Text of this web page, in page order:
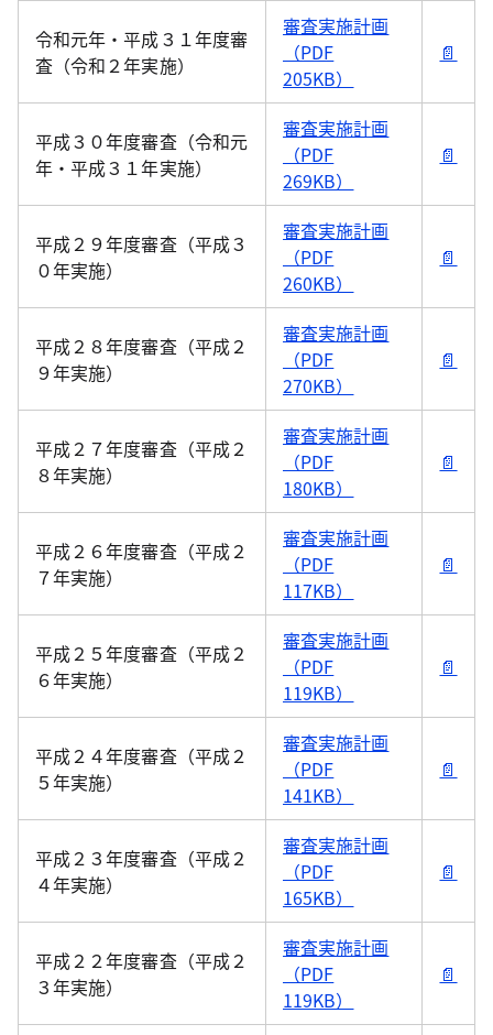
令和元年・平成３１年度審
査（令和２年実施）
審査実施計画
（PDF
205KB）
📄
平成３０年度審査（令和元
年・平成３１年実施）
審査実施計画
（PDF
269KB）
📄
平成２９年度審査（平成３
０年実施）
審査実施計画
（PDF
260KB）
📄
平成２８年度審査（平成２
９年実施）
審査実施計画
（PDF
270KB）
📄
平成２７年度審査（平成２
８年実施）
審査実施計画
（PDF
180KB）
📄
平成２６年度審査（平成２
７年実施）
審査実施計画
（PDF
117KB）
📄
平成２５年度審査（平成２
６年実施）
審査実施計画
（PDF
119KB）
📄
平成２４年度審査（平成２
５年実施）
審査実施計画
（PDF
141KB）
📄
平成２３年度審査（平成２
４年実施）
審査実施計画
（PDF
165KB）
📄
平成２２年度審査（平成２
３年実施）
審査実施計画
（PDF
119KB）
📄